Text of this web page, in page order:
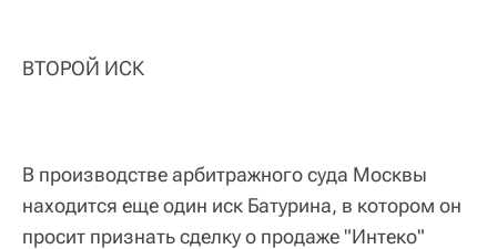
ВТОРОЙ ИСК
В производстве арбитражного суда Москвы
находится еще один иск Батурина, в котором он
просит признать сделку о продаже "Интеко"